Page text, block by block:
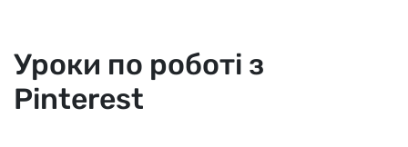
Уроки по роботі з
Pinterest